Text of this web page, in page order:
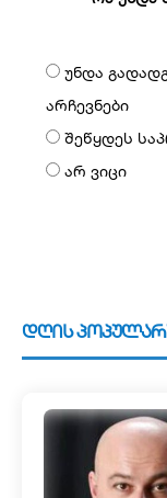
უნდა
არჩევნები
შეწყდეს
არ ვიცი
დღის